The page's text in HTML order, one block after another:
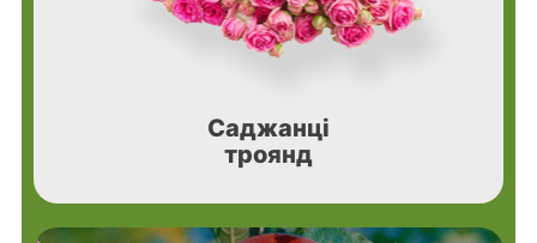
Саджанці
троянд